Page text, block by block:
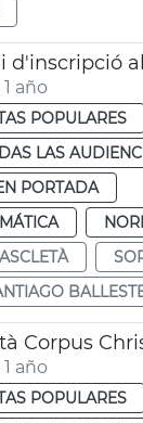
año
POPULARES
LAS
PORTADA
año
POPULARES